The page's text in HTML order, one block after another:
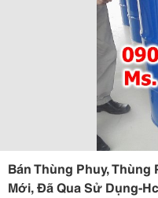
Bán Thùng Phuy,
Mới, Đã Qua Sử Dụng-